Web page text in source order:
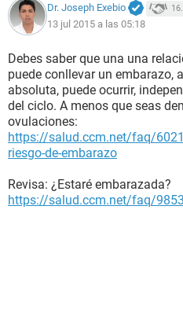
Dr. Joseph Exebio
13 jul 2015 a las 05:18
Debes saber que una una
puede conllevar un embarazo,
absoluta, puede ocurrir,
del ciclo. A menos que seas
ovulaciones:
https://salud.ccm.net/faq/
riesgo-de-embarazo
Revisa: ¿Estaré embarazada?
https://salud.ccm.net/faq/